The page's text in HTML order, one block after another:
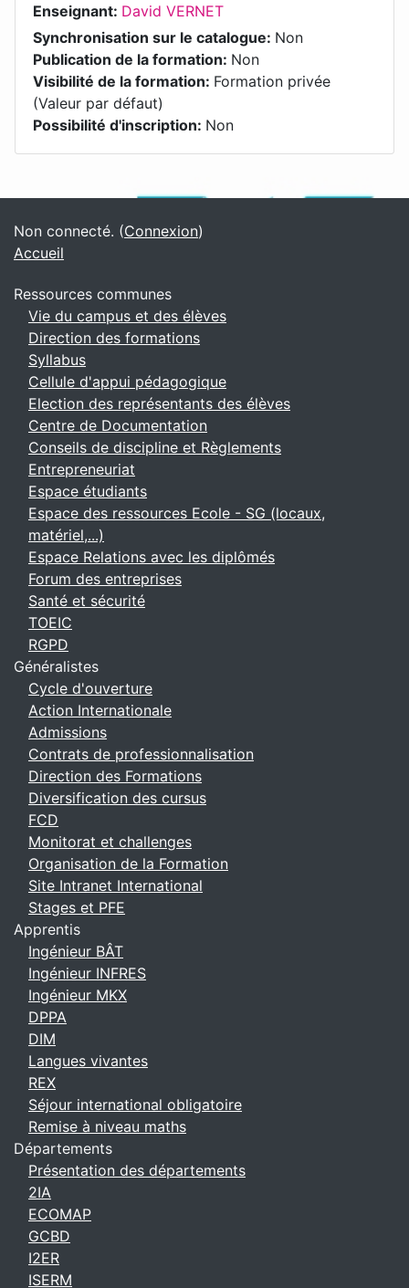
Enseignant: David VERNET
Synchronisation sur le catalogue: Non
Publication de la formation: Non
Visibilité de la formation: Formation privée
(Valeur par défaut)
Possibilité d'inscription: Non
Blocs supplémentaires
Non connecté. (Connexion)
Accueil
Ressources communes
Vie du campus et des élèves
Direction des formations
Syllabus
Cellule d'appui pédagogique
Election des représentants des élèves
Centre de Documentation
Conseils de discipline et Règlements
Entrepreneuriat
Espace étudiants
Espace des ressources Ecole - SG (locaux,
matériel,...)
Espace Relations avec les diplômés
Forum des entreprises
Santé et sécurité
TOEIC
RGPD
Généralistes
Cycle d'ouverture
Action Internationale
Admissions
Contrats de professionnalisation
Direction des Formations
Diversification des cursus
FCD
Monitorat et challenges
Organisation de la Formation
Site Intranet International
Stages et PFE
Apprentis
Ingénieur BÂT
Ingénieur INFRES
Ingénieur MKX
DPPA
DIM
Langues vivantes
REX
Séjour international obligatoire
Remise à niveau maths
Départements
Présentation des départements
2IA
ECOMAP
GCBD
I2ER
ISERM